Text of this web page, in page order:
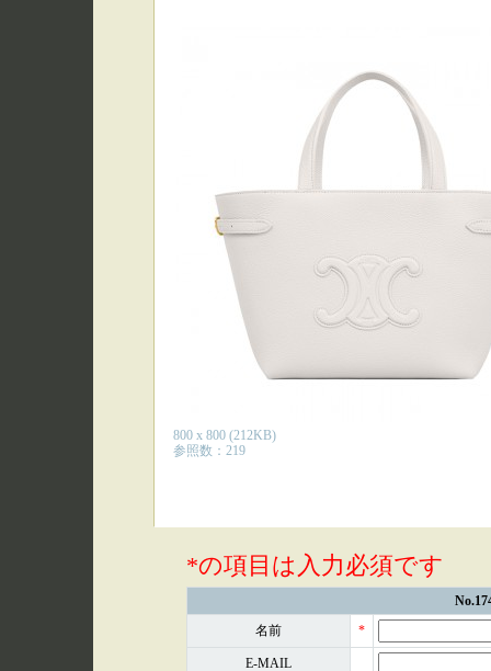
800 x 800 (212KB)
参照数：219
*の項目は入力必須です
名前 *
E-MAIL